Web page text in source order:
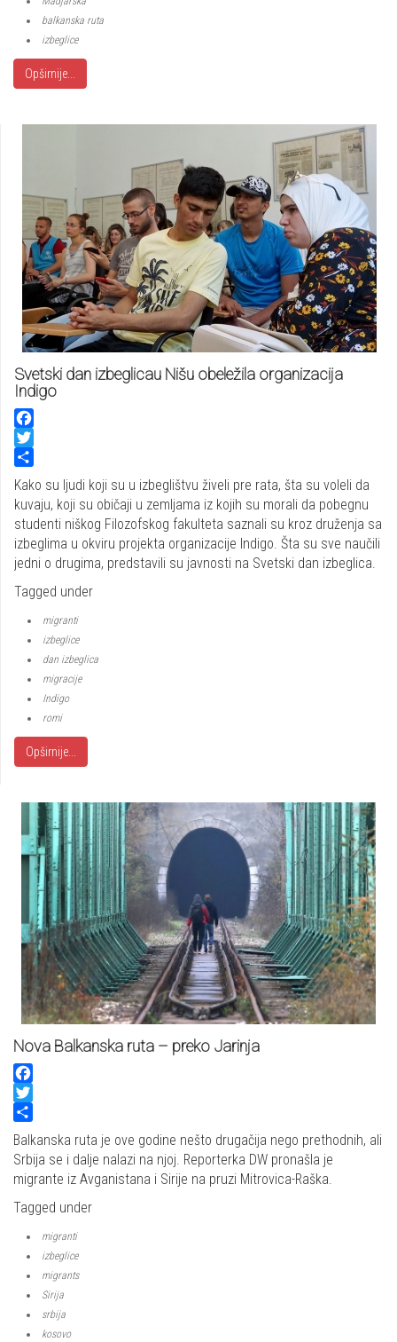
balkanska ruta
izbeglice
Opširnije...
Svetski dan izbeglicau Nišu obeležila organizacija
Indigo
Facebook
Twitter
Share
Kako su ljudi koji su u izbeglištvu živeli pre rata, šta su voleli da
kuvaju, koji su običaji u zemljama iz kojih su morali da pobegnu
studenti niškog Filozofskog fakulteta saznali su kroz druženja sa
izbeglima u okviru projekta organizacije Indigo. Šta su sve naučili
jedni o drugima, predstavili su javnosti na Svetski dan izbeglica.
Tagged under
migranti
izbeglice
dan izbeglica
migracije
Indigo
romi
Opširnije...
Nova Balkanska ruta – preko Jarinja
Facebook
Twitter
Share
Balkanska ruta je ove godine nešto drugačija nego prethodnih, ali
Srbija se i dalje nalazi na njoj. Reporterka DW pronašla je
migrante iz Avganistana i Sirije na pruzi Mitrovica-Raška.
Tagged under
migranti
izbeglice
migrants
Sirija
srbija
kosovo